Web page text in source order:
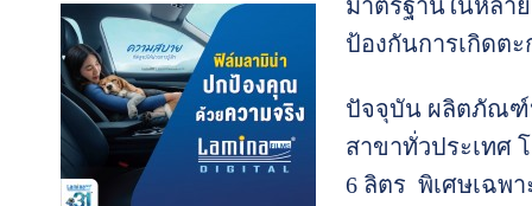
มาตรฐานในหลา
ป้องกันการเกิดต
ปัจจุบัน ผลิตภัณฑ์น้
สาขาทั่วประเทศ
6 ลิตร พิเศษเฉพ